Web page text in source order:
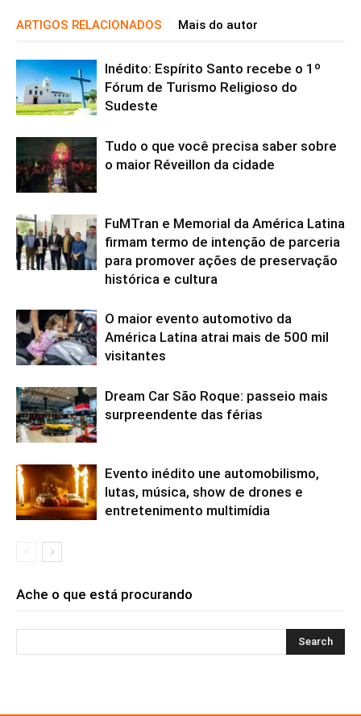
ARTIGOS RELACIONADOS Mais do autor
Inédito: Espírito Santo recebe o 1º
Fórum de Turismo Religioso do
Sudeste
Tudo o que você precisa saber sobre
o maior Réveillon da cidade
FuMTran e Memorial da América Latina
firmam termo de intenção de parceria
para promover ações de preservação
histórica e cultura
O maior evento automotivo da
América Latina atrai mais de 500 mil
visitantes
Dream Car São Roque: passeio mais
surpreendente das férias
Evento inédito une automobilismo,
lutas, música, show de drones e
entretenimento multimídia
Ache o que está procurando